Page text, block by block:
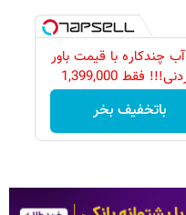
چندکاره با قیمت باور
فقط 1,399,000
باتخفیف بخر